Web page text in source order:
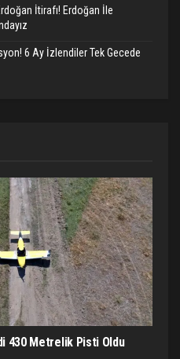
İtirafı! Erdoğan İle
6 Ay İzlendiler Tek Gecede
430 Metrelik Pisti Oldu